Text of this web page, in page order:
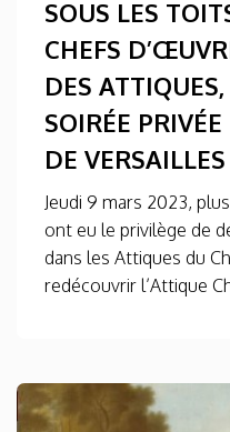
SOUS LES
CHEFS
DES
SOIRÉE
DE VERSAILLES
Jeudi 9 mars 2023,
ont eu le privilège de
dans les Attiques du
redécouvrir l’Attique